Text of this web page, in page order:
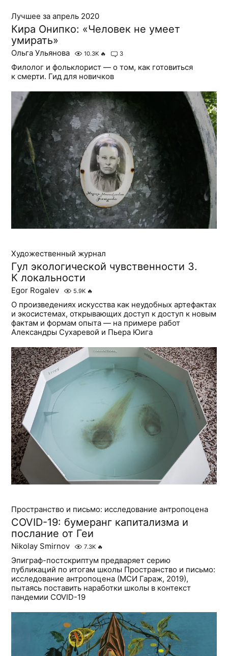
Лучшее за апрель 2020
Кира Онипко: «Человек не умеет
умирать»
Ольга Ульянова 10.3K 🔥 3
Филолог и фольклорист — о том, как готовиться
к смерти. Гид для новичков
Художественный журнал
Гул экологической чувственности 3.
К локальности
Egor Rogalev 5.9K 🔥
О произведениях искусства как неудобных артефактах
и экосистемах, открывающих доступ к доступ к новым
фактам и формам опыта — на примере работ
Александры Сухаревой и Пьера Юига
Пространство и письмо: исследование антропоцена
COVID-19: бумеранг капитализма и
послание от Геи
Nikolay Smirnov 7.3K 🔥
Эпиграф-постскриптум предваряет серию
публикаций по итогам школы Пространство и письмо:
исследование антропоцена (МСИ Гараж, 2019),
пытаясь поставить наработки школы в контекст
пандемии COVID-19